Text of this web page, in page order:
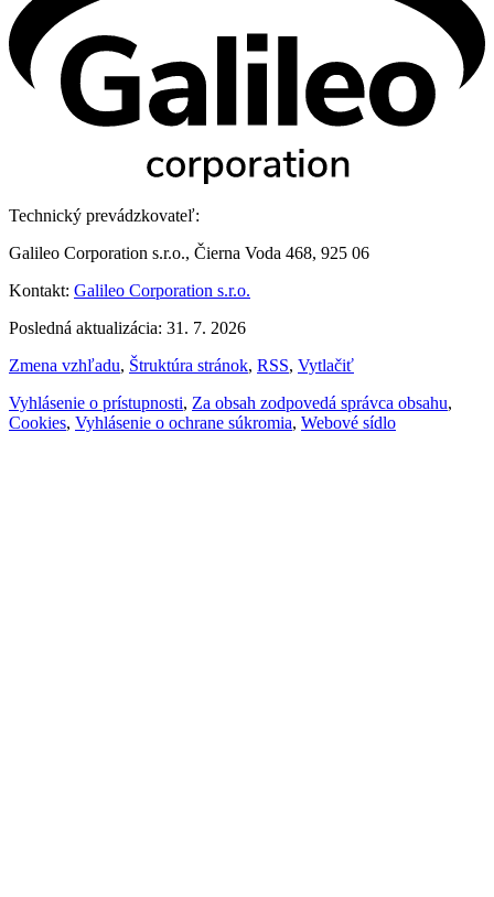
Technický prevádzkovateľ:
Galileo Corporation s.r.o., Čierna Voda 468, 925 06
Kontakt: Galileo Corporation s.r.o.
Posledná aktualizácia: 31. 7. 2026
Zmena vzhľadu, Štruktúra stránok, RSS, Vytlačiť
Vyhlásenie o prístupnosti, Za obsah zodpovedá správca obsahu,
Cookies, Vyhlásenie o ochrane súkromia, Webové sídlo